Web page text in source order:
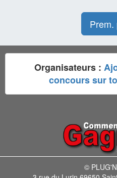
Prem.
Organisateurs :
concours sur
©